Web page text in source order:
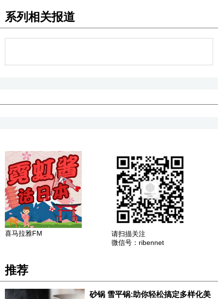
系列相关报道
喜马拉雅FM
请扫描关注
微信号：ribennet
推荐
砂锅 雪平锅:助你轻松搞定多样化美